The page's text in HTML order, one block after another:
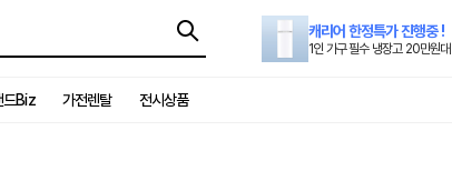
캐리어 한정특가 진행중 !
1인 가구 필수 냉장고 20만원대
드Biz 가전렌탈 전시상품